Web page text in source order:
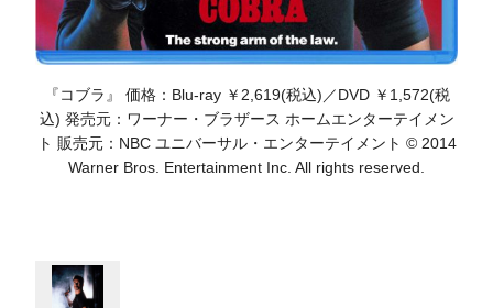
『コブラ』 価格：Blu-ray ￥2,619(税込)／DVD ￥1,572(税
込) 発売元：ワーナー・ブラザース ホームエンターテイメン
ト 販売元：NBC ユニバーサル・エンターテイメント © 2014
Warner Bros. Entertainment Inc. All rights reserved.